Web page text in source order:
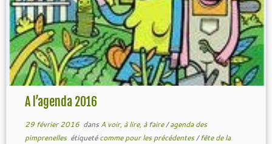
A l’agenda 2016
29 février 2016dans A voir, à lire, à faire/agenda des
pimprenelles étiquetécomme pour les précédentes/fête de la